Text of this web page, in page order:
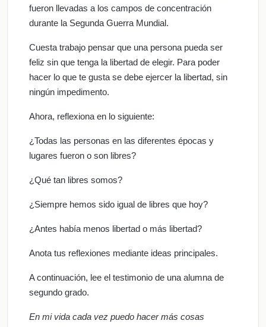
fueron llevadas a los campos de concentración
durante la Segunda Guerra Mundial.
Cuesta trabajo pensar que una persona pueda ser
feliz sin que tenga la libertad de elegir. Para poder
hacer lo que te gusta se debe ejercer la libertad, sin
ningún impedimento.
Ahora, reflexiona en lo siguiente:
¿Todas las personas en las diferentes épocas y
lugares fueron o son libres?
¿Qué tan libres somos?
¿Siempre hemos sido igual de libres que hoy?
¿Antes había menos libertad o más libertad?
Anota tus reflexiones mediante ideas principales.
A continuación, lee el testimonio de una alumna de
segundo grado.
En mi vida cada vez puedo hacer más cosas